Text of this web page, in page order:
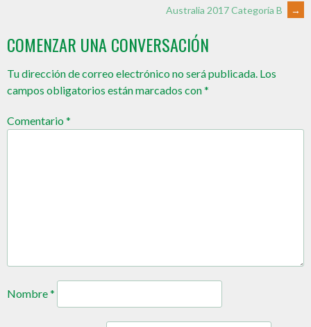
Australia 2017 Categoría B
→
COMENZAR UNA CONVERSACIÓN
Tu dirección de correo electrónico no será publicada. Los
campos obligatorios están marcados con*
Comentario*
Nombre*